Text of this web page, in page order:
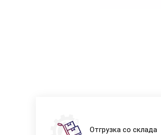
Отгрузка со склада